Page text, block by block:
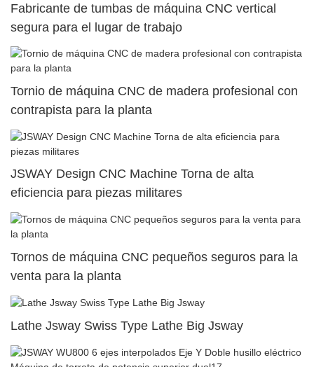
Fabricante de tumbas de máquina CNC vertical
segura para el lugar de trabajo
Tornio de máquina CNC de madera profesional con
contrapista para la planta
JSWAY Design CNC Machine Torna de alta
eficiencia para piezas militares
Tornos de máquina CNC pequeños seguros para la
venta para la planta
Lathe Jsway Swiss Type Lathe Big Jsway